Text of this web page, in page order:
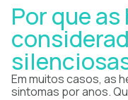
Por que
Em muitos casos, as
sintomas por anos.